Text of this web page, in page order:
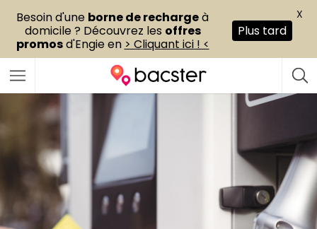
Besoin d'une borne de rechargeà
domicile ? Découvrez les offres
promosd'Engie en > Cliquant ici ! <
Plus tard
X